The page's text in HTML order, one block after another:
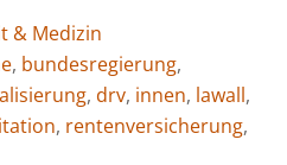
& Medizin
, bundesregierung,
, drv, innen, lawall,
, rentenversicherung,